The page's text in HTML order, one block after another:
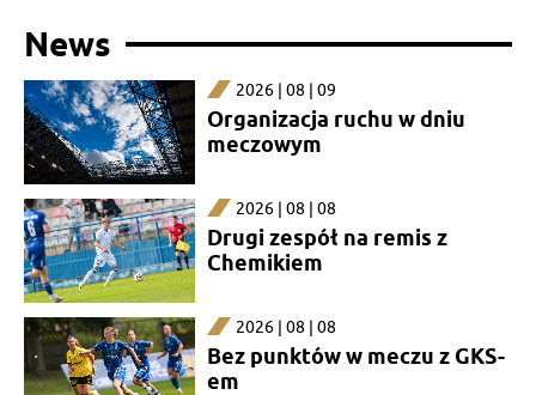
News
2026 | 08 | 09
Organizacja ruchu w dniu
meczowym
2026 | 08 | 08
Drugi zespół na remis z
Chemikiem
2026 | 08 | 08
Bez punktów w meczu z GKS-
em